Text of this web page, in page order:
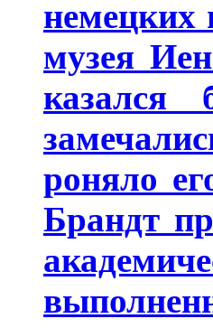
немецких
музея
казался
роняло
Брандт